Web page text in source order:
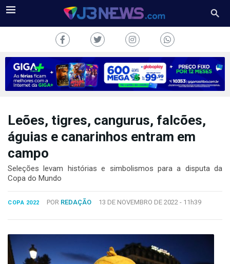
J3NEWS
COLUNAS
2024
Desenvolvido
por
Leões, tigres, cangurus, falcões,
águias e canarinhos entram em
campo
Seleções levam histórias e simbolismos para a disputa da
Copa do Mundo
COPA 2022 POR REDAÇÃO 13 DE NOVEMBRO DE 2022 - 11h39